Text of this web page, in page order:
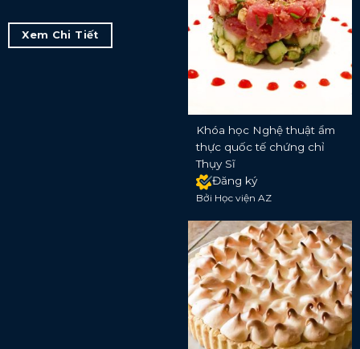
Xem Chi Tiết
Khóa học Nghệ thuật ẩm
thực quốc tế chứng chỉ
Thụy Sĩ
Đăng ký
Bởi Học viện AZ